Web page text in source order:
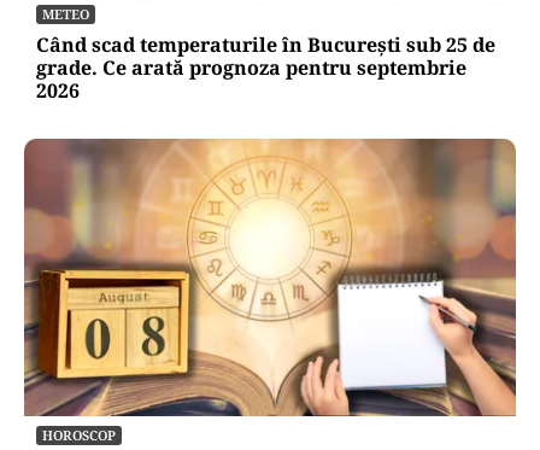
METEO
Când scad temperaturile în București sub 25 de
grade. Ce arată prognoza pentru septembrie
2026
HOROSCOP